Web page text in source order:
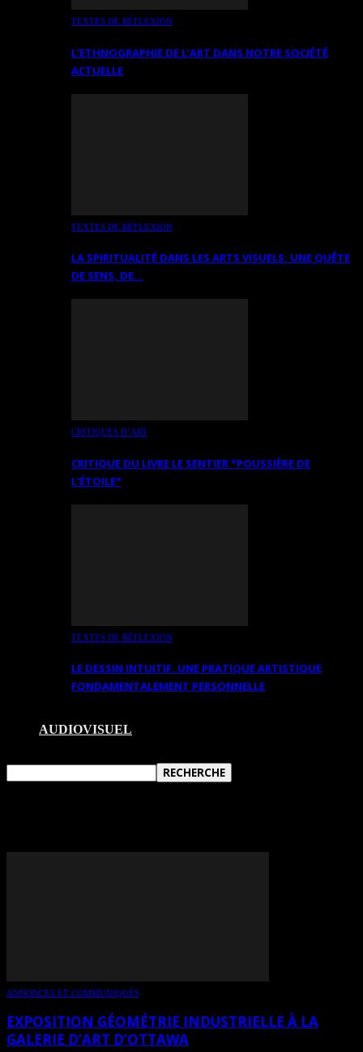
TEXTES DE RÉFLEXION
L’ETHNOGRAPHIE DE L’ART DANS NOTRE SOCIÉTÉ
ACTUELLE
TEXTES DE RÉFLEXION
LA SPIRITUALITÉ DANS LES ARTS VISUELS: UNE QUÊTE
DE SENS, DE…
CRITIQUES D’ART
CRITIQUE DU LIVRE LE SENTIER *POUSSIÈRE DE
L’ÉTOILE*
TEXTES DE RÉFLEXION
LE DESSIN INTUITIF. UNE PRATIQUE ARTISTIQUE
FONDAMENTALEMENT PERSONNELLE
AUDIOVISUEL
ANNONCES ET COMMUNIQUÉS
EXPOSITION GÉOMÉTRIE INDUSTRIELLE À LA
GALERIE D’ART D’OTTAWA